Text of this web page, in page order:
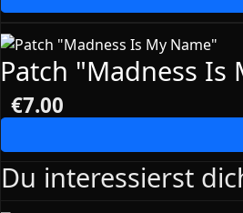
Patch "Madness Is
€7.00
Du interessierst